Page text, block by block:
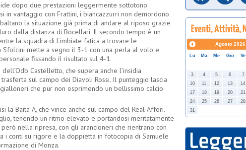
dopo due prestazioni leggermente sottotono.
in vantaggio con Frattini, i biancazzurri non demordono
la situazione già prima di andare al riposo grazie
dalla distanza di Bocellari. Il secondo tempo è un
la squadra di Limbiate fatica a trovare le
Sfolcini mette a segno il 3-1 con una perla al volo e
fissando il risultato sul 4-1.
Castelletto, che supera anche l’insidia
sul campo dei Diavoli Rossi. Il punteggio lascia
che pur non esprimendo un bellissimo calcio
la Baita A, che vince anche sul campo del Real Affori.
tenendo un ritmo elevato e portandosi meritatamente
nella ripresa, con gli arancioneri che rientrano con
i conti su rigore e la doppietta in fotocopia di Samuele
di Monza.
Agosto 2026
Lu Ma Me Gio Ve
3
4 5 6 7
10
11 12 13 14
17
18 19 20 21
24
25 26 27 28
31